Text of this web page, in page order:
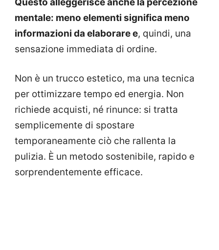
mentale: meno elementi significa meno
informazioni da elaborare e, quindi, una
sensazione immediata di ordine.
Non è un trucco estetico, ma una tecnica
per ottimizzare tempo ed energia. Non
richiede acquisti, né rinunce: si tratta
semplicemente di spostare
temporaneamente ciò che rallenta la
pulizia. È un metodo sostenibile, rapido e
sorprendentemente efficace.